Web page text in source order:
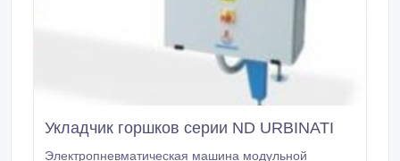
Укладчик горшков серии ND URBINATI
Электропневматическая машина модульной